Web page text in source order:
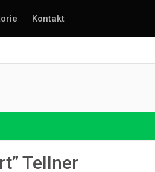
Kontakt
Tellner